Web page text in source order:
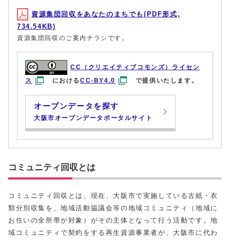
資源集団回収をあなたのまちでも(PDF形式,
734.54KB)
資源集団回収のご案内チラシです。
CC（クリエイティブコモンズ）ライセン
ス
におけるCC-BY4.0 で提供いたします。
オープンデータを探す
大阪市オープンデータポータルサイト
コミュニティ回収とは
コミュニティ回収とは、現在、大阪市で実施している古紙・衣
類分別収集を、地域活動協議会等の地域コミュニティ（地域に
お住いの全所帯が対象）がその主体となって行う活動です。地
域コミュニティで契約をする再生資源事業者が、大阪市に代わ